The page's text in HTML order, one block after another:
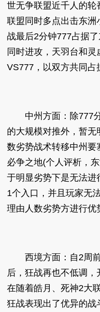
世无争联盟近千人的
联盟同时多点出击东
战最后2分钟777占据
同时进攻，天羽台和
VS777，以双方共同占
中州方面：除777分
的大规模对推外，暂无
数劣势战术转移中州
必争之地(个人评析，
于明显劣势下是无法
1个入口，并且玩家无
理由人数劣势方进行优
西境方面：自2周前
后，狂战再也不低调，
在随着皓月、死神2大
狂战表现出了优异的